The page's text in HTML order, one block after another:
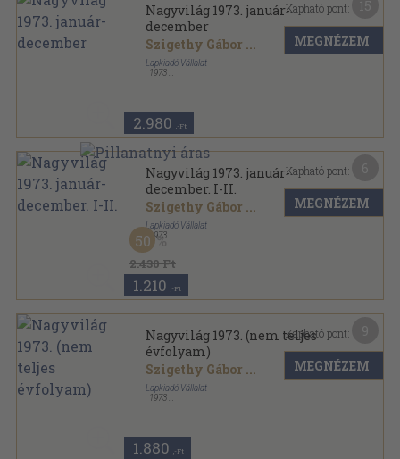
Nagyvilág 1973. január-
december
Szigethy Gábor ...
Lapkiadó Vállalat
1973
2.980 ,-Ft
Kapható pont:
MEGNÉZEM
Nagyvilág 1973. január-
december. I-II.
Szigethy Gábor ...
Lapkiadó Vállalat
, 1973
Könyvkötői kötés
Nagyvilág sorozat
2.430 Ft
50
1.210 ,-Ft
Kapható pont:
MEGNÉZEM
Nagyvilág 1973. (nem teljes
évfolyam)
Szigethy Gábor ...
Lapkiadó Vállalat
1973
1.880 ,-Ft
Kapható pont:
MEGNÉZEM